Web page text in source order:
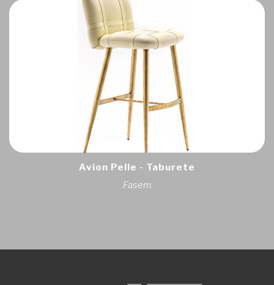
Avion Pelle - Taburete
Fasem